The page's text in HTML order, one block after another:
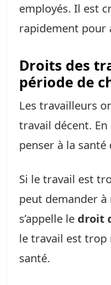
employés. Il est
rapidement pour
Droits des
période de
Les travailleurs
travail décent. En
penser à la santé
Si le travail est
peut demander à
s’appelle le droit
le travail est trop
santé.